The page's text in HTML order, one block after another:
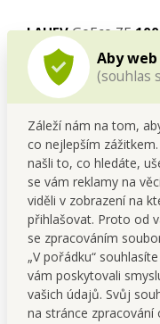
Aby
(souhlas
Záleží nám na tom,
co nejlepším
našli to, co hledáte,
se vám reklamy na
viděli v zobrazení na
přihlašovat. Proto od
se zpracováním
„V pořádku“
vám poskytovali
vašich údajů. Svůj
na stránce zpracování
LAHEV GoEco ZE
plast)
100 % hmotnosti
a odevzdali do sběru